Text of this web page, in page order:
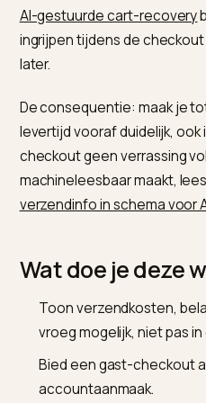
zijn de twee waar de
Waarom telt
het AI-tijdperk?
Omdat een AI de totale
AI binnenkomt, heeft de
bij de checkout, dan haakt
AI-gestuurde cart-
ingrijpen tijdens de
later.
De consequentie: maak